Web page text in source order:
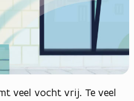
veel vocht vrij. Te veel